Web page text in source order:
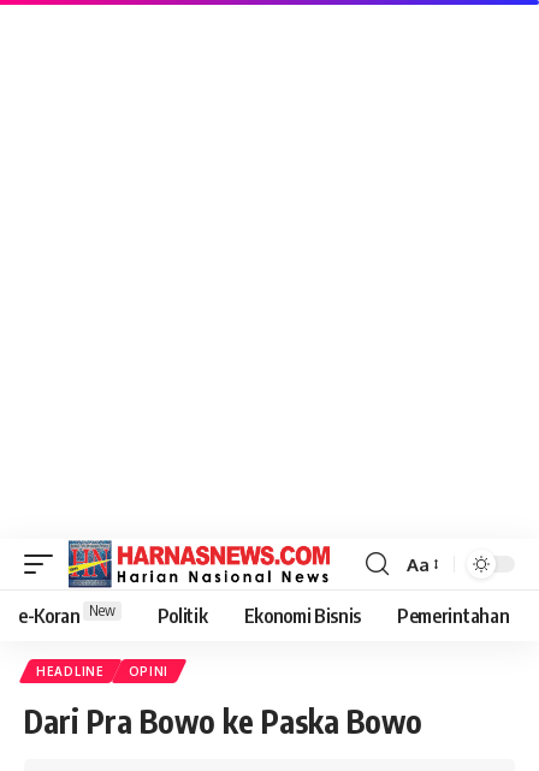
Aa
e-Koran New Politik Ekonomi Bisnis Pemerintahan
HEADLINE OPINI
Dari Pra Bowo ke Paska Bowo